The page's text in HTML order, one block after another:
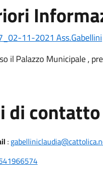
11-2021 Ass.Gabellini
il Palazzo Municipale ,
di contatto
: